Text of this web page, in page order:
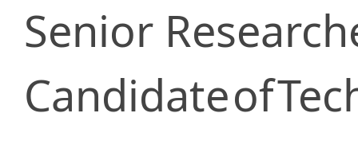
Senior
Candidateof